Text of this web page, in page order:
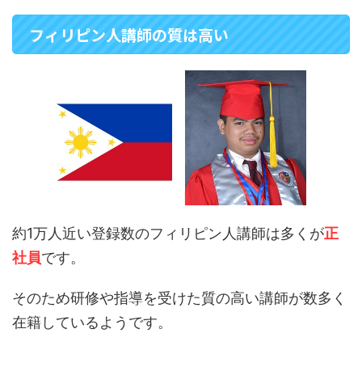
フィリピン人講師の質は高い
約1万人近い登録数のフィリピン人講師は多くが正
社員です。
そのため研修や指導を受けた質の高い講師が数多く
在籍しているようです。